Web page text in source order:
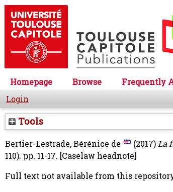
Homepage Browse Frequently
Login
Tools
Bertier-Lestrade, Bérénice de (2017)La
110). pp. 11-17. [Caselaw headnote]
Full text not available from this